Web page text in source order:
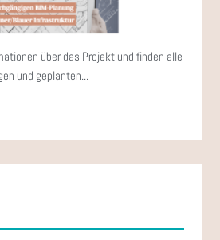
über das Projekt und finden alle
und geplanten...